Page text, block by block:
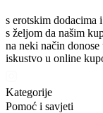
s erotskim dodacima
s željom da našim
na neki način
iskustvo u online
Kategorije
Pomoć i savjeti